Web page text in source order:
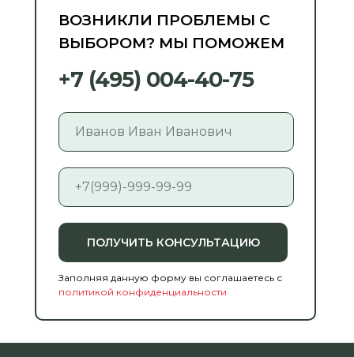
ПОЛУЧИТЬ КОНСУЛЬТАЦИЮ
ВОЗНИКЛИ ПРОБЛЕМЫ С
ВЫБОРОМ? МЫ ПОМОЖЕМ
Заполняя данную форму вы соглашаетесь с
политикой конфиденциальности
+7 (495) 004-40-75